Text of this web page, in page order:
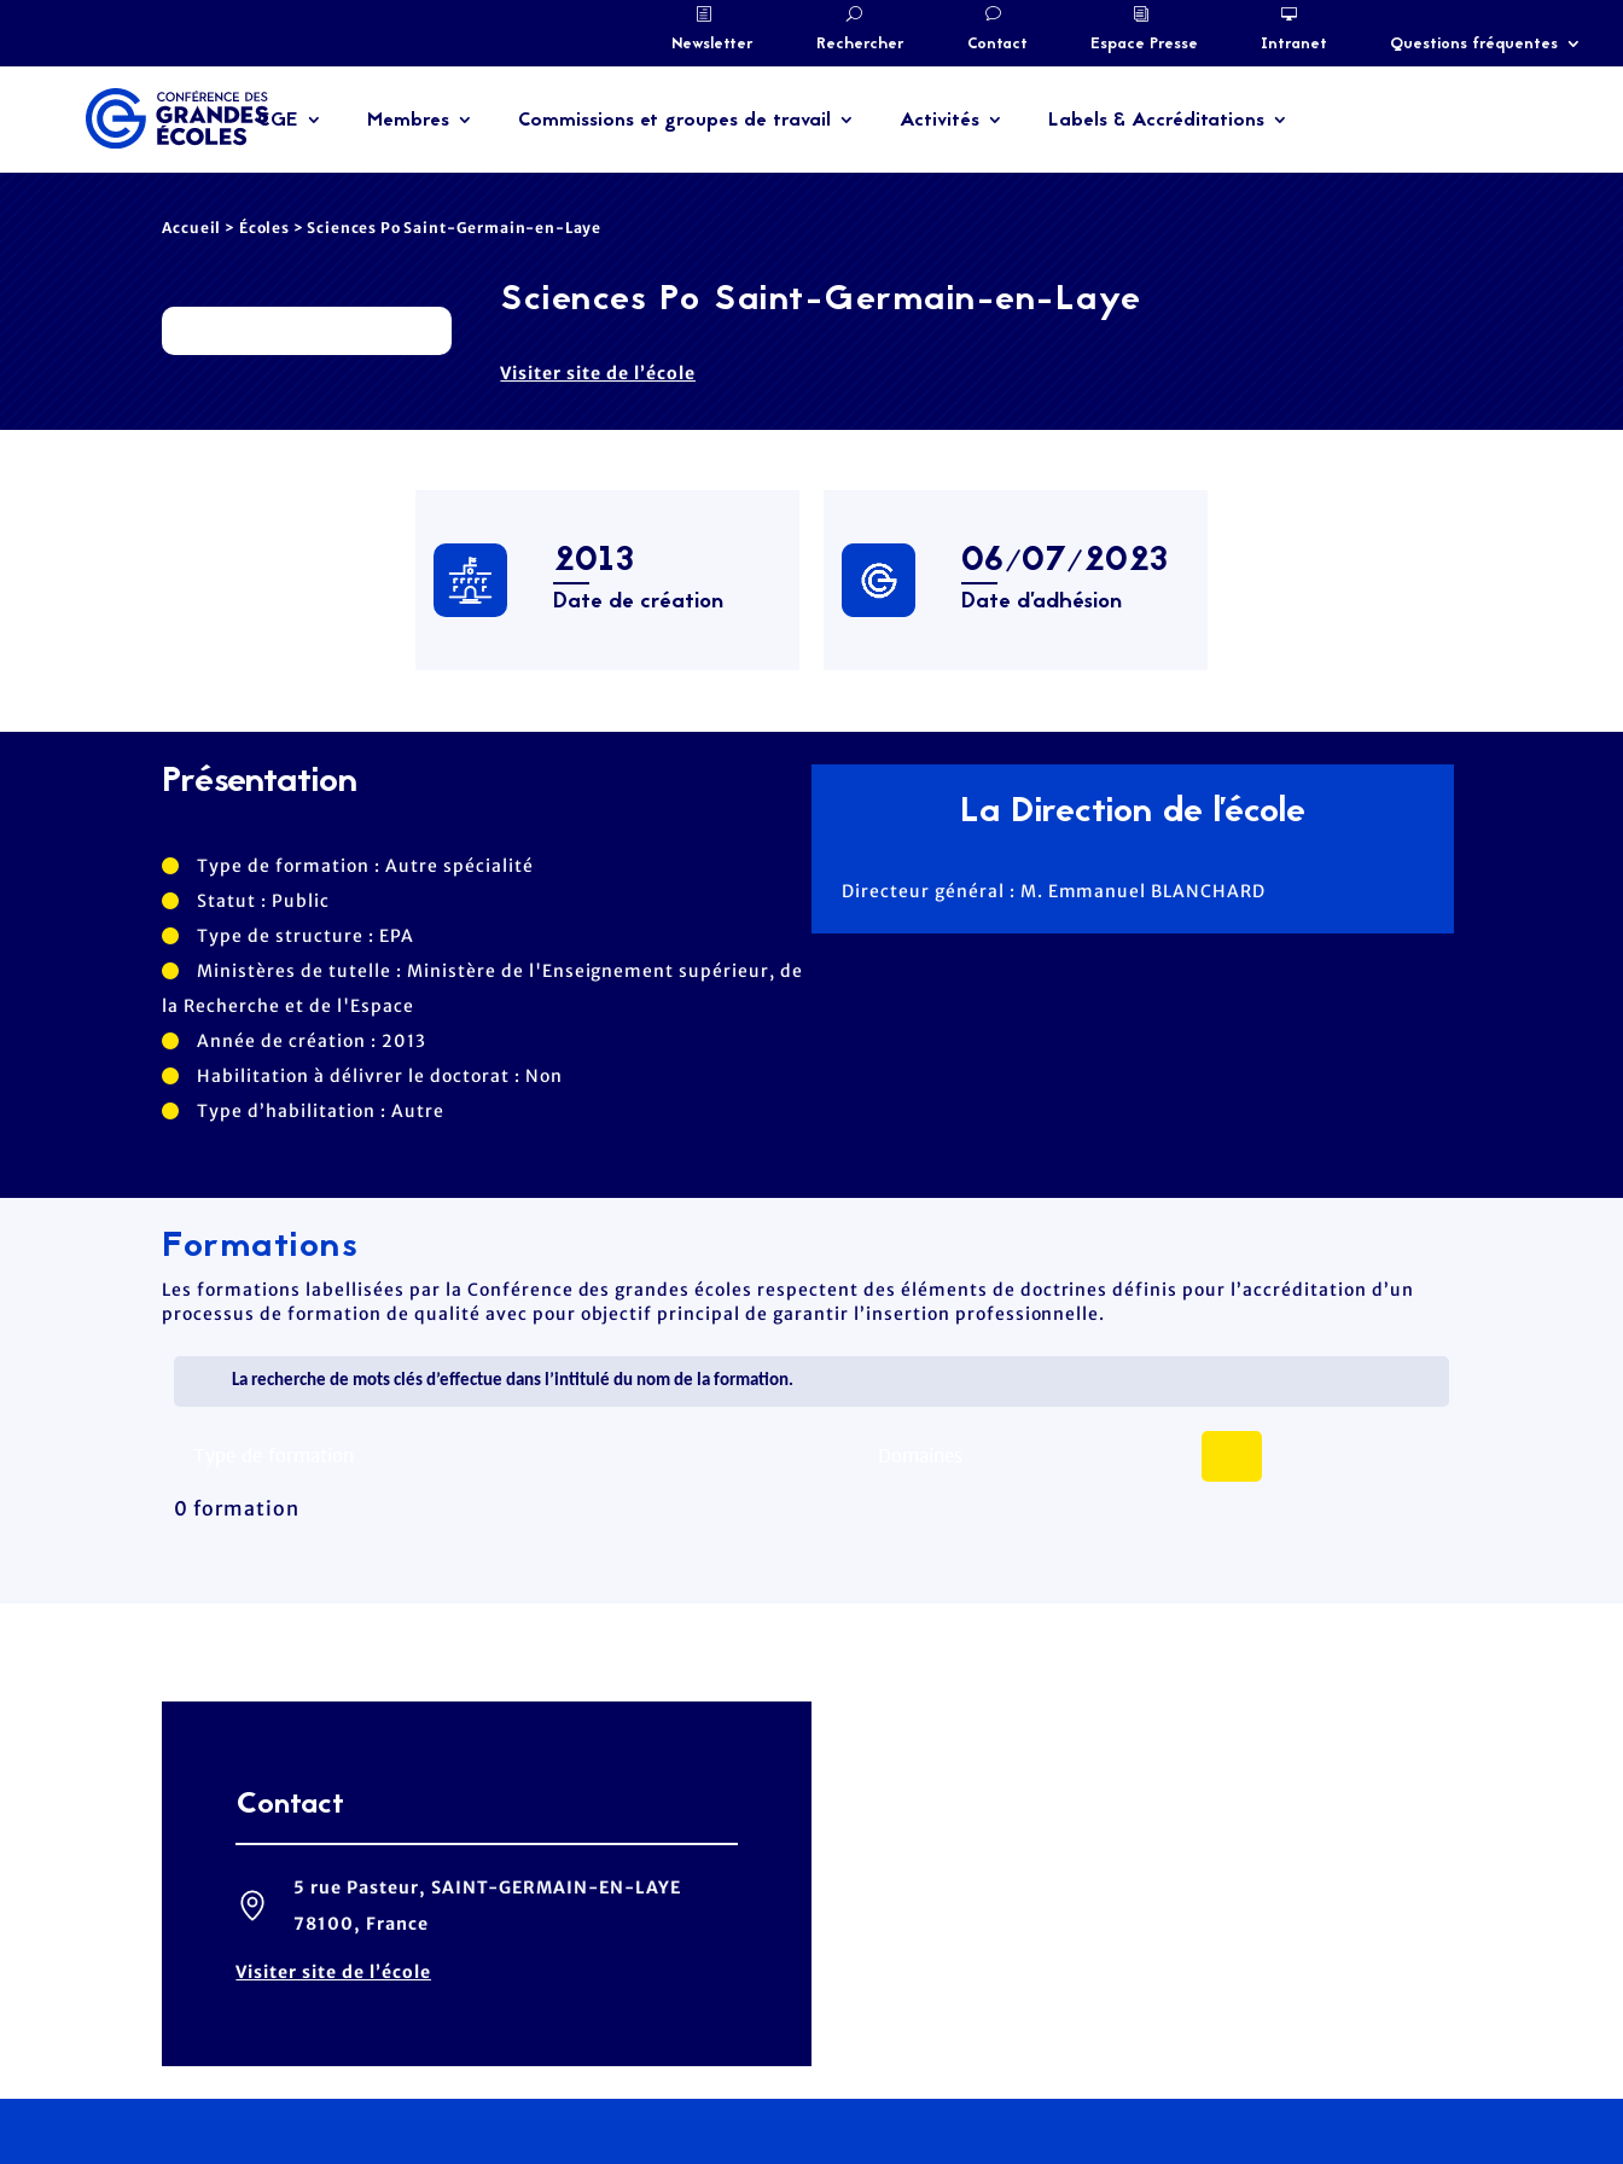
Newsletter Rechercher Contact Espace Presse Intranet Questions fréquentes
CGE Membres Commissions et groupes de travail Activités Labels & Accréditations
Accueil > Écoles > Sciences Po Saint-Germain-en-Laye
Sciences Po Saint-Germain-en-Laye
Visiter site de l’école
2013
Date de création
06/07/2023
Date d’adhésion
Présentation
Type de formation : Autre spécialité
Statut : Public
Type de structure : EPA
Ministères de tutelle : Ministère de l'Enseignement supérieur, de
la Recherche et de l'Espace
Année de création : 2013
Habilitation à délivrer le doctorat : Non
Type d’habilitation : Autre
La Direction de l'école
Directeur général : M. Emmanuel BLANCHARD
Formations
Les formations labellisées par la Conférence des grandes écoles respectent des éléments de doctrines définis pour l’accréditation d’un
processus de formation de qualité avec pour objectif principal de garantir l’insertion professionnelle.
0 formation
Contact
5 rue Pasteur, SAINT-GERMAIN-EN-LAYE
78100, France
Visiter site de l’école